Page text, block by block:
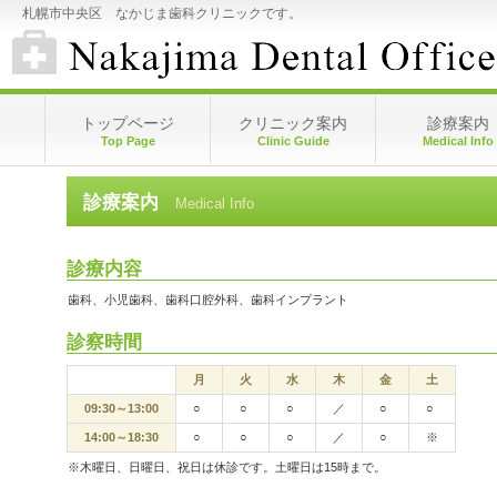
札幌市中央区 なかじま歯科クリニックです。
診療案内 Medical Info
診療内容
歯科、小児歯科、歯科口腔外科、歯科インプラント
診察時間
月 火 水 木 金 土
09:30～13:00 ○ ○ ○ ／ ○ ○
14:00～18:30 ○ ○ ○ ／ ○ ※
※木曜日、日曜日、祝日は休診です。土曜日は15時まで。
トップページ
Top Page
クリニック案内
Clinic Guide
診療案内
Medical Info